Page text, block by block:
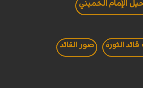
الإمام الخميني
الثورة صور القائد